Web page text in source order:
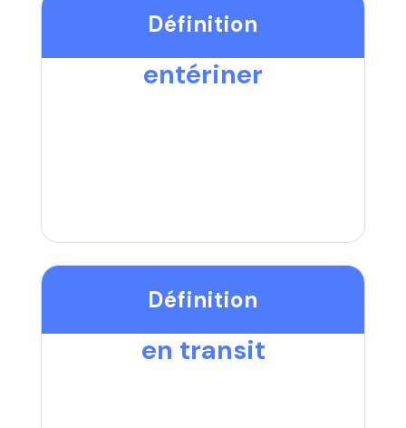
Définition
entériner
Définition
en transit